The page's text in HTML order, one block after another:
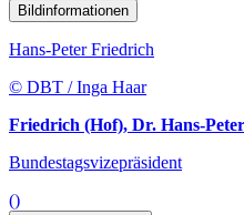
Bildinformationen
Hans-Peter Friedrich
© DBT / Inga Haar
Friedrich (Hof), Dr. Hans-Peter
Bundestagsvizepräsident
()